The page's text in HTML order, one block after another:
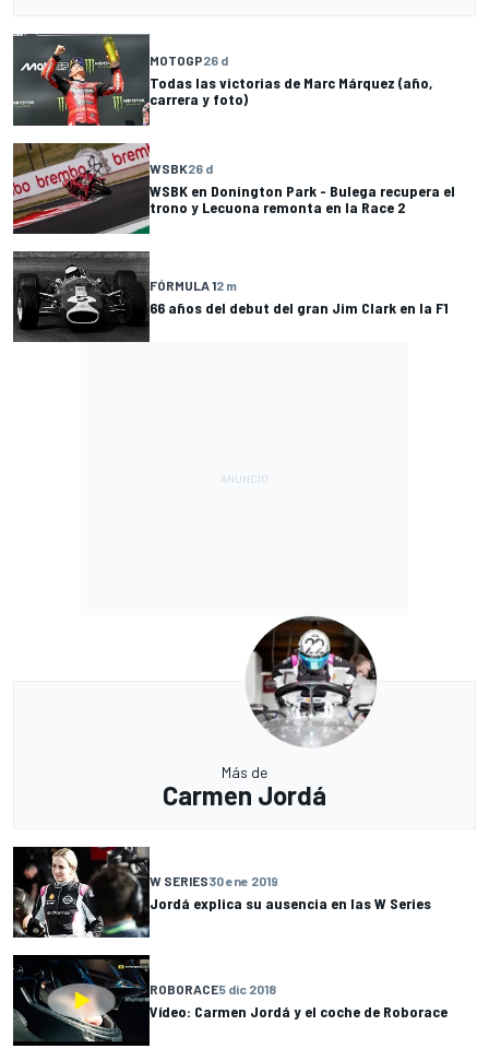
MOTOGP26 d
Todas las victorias de Marc Márquez (año,
carrera y foto)
WSBK26 d
WSBK en Donington Park - Bulega recupera el
trono y Lecuona remonta en la Race 2
FÓRMULA 12 m
66 años del debut del gran Jim Clark en la F1
Más de
Carmen Jordá
W SERIES30 ene 2019
Jordá explica su ausencia en las W Series
ROBORACE5 dic 2018
Vídeo: Carmen Jordá y el coche de Roborace